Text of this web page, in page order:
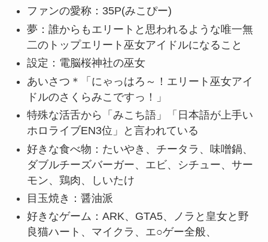
ファンの愛称：35P(みこぴー)
夢：誰からもエリートと思われるような唯一無
二のトップエリート巫女アイドルになること
設定：電脳桜神社の巫女
あいさつ＊「にゃっはろ～！エリート巫女アイ
ドルのさくらみこですっ！」
特殊な活舌から「みこち語」「日本語が上手い
ホロライブEN3位」と言われている
好きな食べ物：たいやき、チータラ、味噌鍋、
ダブルチーズバーガー、エビ、シチュー、サー
モン、鶏肉、しいたけ
目玉焼き：醤油派
好きなゲーム：ARK、GTA5、ノラと皇女と野
良猫ハート、マイクラ、エ○ゲー全般、